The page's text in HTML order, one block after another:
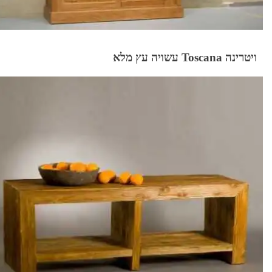
ויטרינה Toscana עשויה עץ מלא